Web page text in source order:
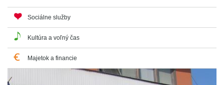
Sociálne služby
Kultúra a voľný čas
Majetok a financie